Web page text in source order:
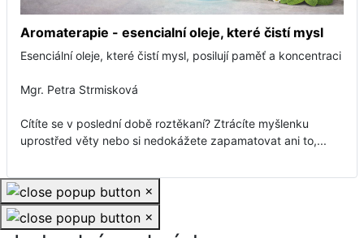
Aromaterapie - esencialní oleje, které čistí mysl
Esenciální oleje, které čistí mysl, posilují paměť a koncentraci
Mgr. Petra Strmisková
Cítíte se v poslední době roztěkaní? Ztrácíte myšlenku
uprostřed věty nebo si nedokážete zapamatovat ani to,...
×
×